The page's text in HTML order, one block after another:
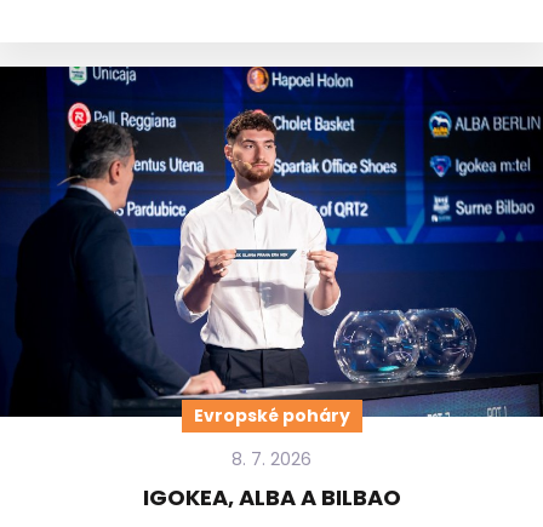
Evropské poháry
8. 7. 2026
IGOKEA, ALBA A BILBAO